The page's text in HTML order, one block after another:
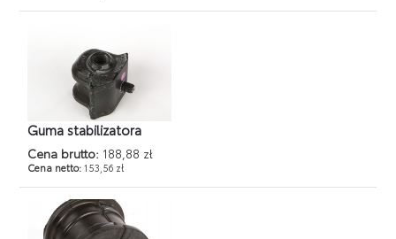
Guma stabilizatora
Cena brutto: 188,88 zł
Cena netto:153,56 zł